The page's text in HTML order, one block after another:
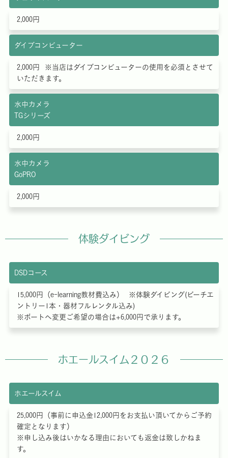
2,000円
ダイブコンピューター
2,000円 ※当店はダイブコンピューターの使用を必須とさせて
いただきます。
水中カメラ
TGシリーズ
2,000円
水中カメラ
GoPRO
2,000円
体験ダイビング
DSDコース
15,000円（e-learning教材費込み） ※体験ダイビング(ビーチエ
ントリー1本・器材フルレンタル込み)
※ボートへ変更ご希望の場合は+6,000円で承ります。
ホエールスイム２０２６
ホエールスイム
25,000円（事前に申込金12,000円をお支払い頂いてからご予約
確定となります）
※申し込み後はいかなる理由においても返金は致しかねま
す。